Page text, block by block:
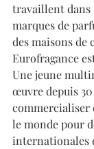
travaillent dans
marques de
des maisons de
Eurofragance
Une jeune
œuvre depuis
commercialiser
le monde pour
internationales